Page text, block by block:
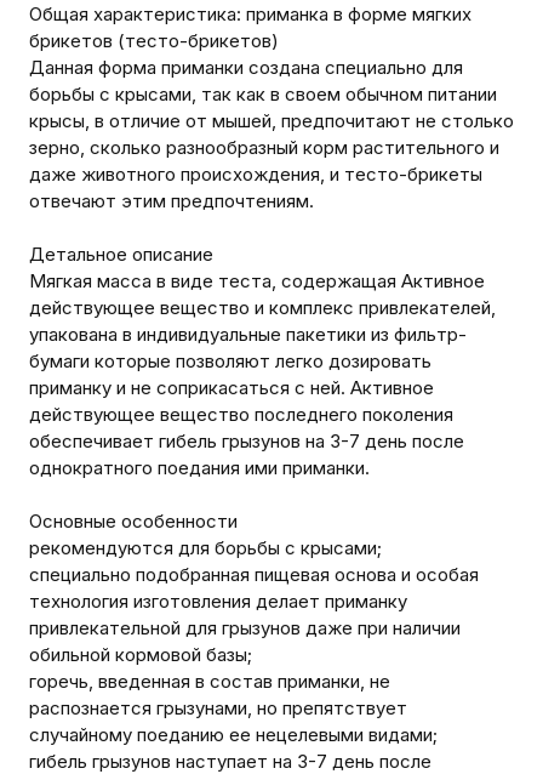
Общая характеристика: приманка в форме мягких
брикетов (тесто-брикетов)
Данная форма приманки создана специально для
борьбы с крысами, так как в своем обычном питании
крысы, в отличие от мышей, предпочитают не столько
зерно, сколько разнообразный корм растительного и
даже животного происхождения, и тесто-брикеты
отвечают этим предпочтениям.
Детальное описание
Мягкая масса в виде теста, содержащая Активное
действующее вещество и комплекс привлекателей,
упакована в индивидуальные пакетики из фильтр-
бумаги которые позволяют легко дозировать
приманку и не соприкасаться с ней. Активное
действующее вещество последнего поколения
обеспечивает гибель грызунов на 3-7 день после
однократного поедания ими приманки.
Основные особенности
рекомендуются для борьбы с крысами;
специально подобранная пищевая основа и особая
технология изготовления делает приманку
привлекательной для грызунов даже при наличии
обильной кормовой базы;
горечь, введенная в состав приманки, не
распознается грызунами, но препятствует
случайному поеданию ее нецелевыми видами;
гибель грызунов наступает на 3-7 день после